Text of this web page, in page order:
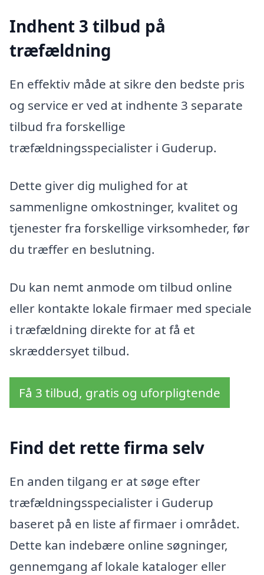
Indhent 3 tilbud på
træfældning
En effektiv måde at sikre den bedste pris
og service er ved at indhente 3 separate
tilbud fra forskellige
træfældningsspecialister i Guderup.
Dette giver dig mulighed for at
sammenligne omkostninger, kvalitet og
tjenester fra forskellige virksomheder, før
du træffer en beslutning.
Du kan nemt anmode om tilbud online
eller kontakte lokale firmaer med speciale
i træfældning direkte for at få et
skræddersyet tilbud.
Få 3 tilbud, gratis og uforpligtende
Find det rette firma selv
En anden tilgang er at søge efter
træfældningsspecialister i Guderup
baseret på en liste af firmaer i området.
Dette kan indebære online søgninger,
gennemgang af lokale kataloger eller